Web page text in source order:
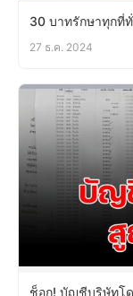
30 บาทรักษาทุกที่
27 ธ.ค. 2024
ช็อก! บัญชีบริษัทโ